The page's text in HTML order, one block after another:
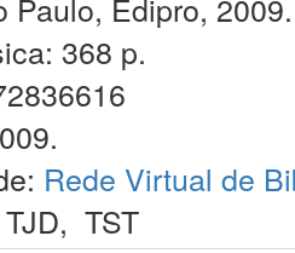
368 p.
Rede Virtual de
TJD, TST